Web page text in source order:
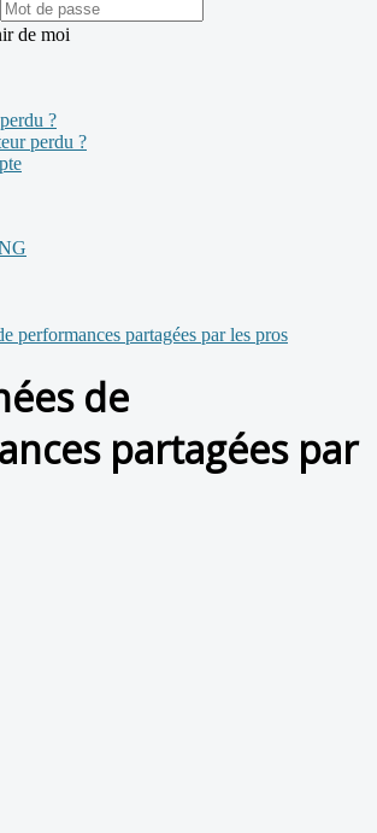
de moi
?
perdu ?
performances partagées par les pros
de
partagées par